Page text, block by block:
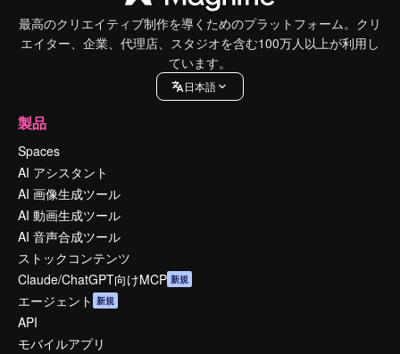
最高のクリエイティブ制作を導くためのプラットフォーム。クリ
エイター、企業、代理店、スタジオを含む100万人以上が利用し
ています。
日本語
製品
Spaces
AI アシスタント
AI 画像生成ツール
AI 動画生成ツール
AI 音声合成ツール
ストックコンテンツ
Claude/ChatGPT向けMCP 新規
エージェント 新規
API
モバイルアプリ